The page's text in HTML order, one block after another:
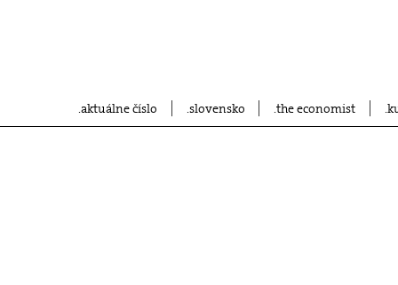
aktuálne číslo slovensko the economist